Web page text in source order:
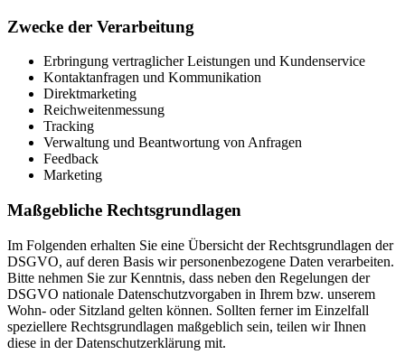
Zwecke der Verarbeitung
Erbringung vertraglicher Leistungen und Kundenservice
Kontaktanfragen und Kommunikation
Direktmarketing
Reichweitenmessung
Tracking
Verwaltung und Beantwortung von Anfragen
Feedback
Marketing
Maßgebliche Rechtsgrundlagen
Im Folgenden erhalten Sie eine Übersicht der Rechtsgrundlagen der
DSGVO, auf deren Basis wir personenbezogene Daten verarbeiten.
Bitte nehmen Sie zur Kenntnis, dass neben den Regelungen der
DSGVO nationale Datenschutzvorgaben in Ihrem bzw. unserem
Wohn- oder Sitzland gelten können. Sollten ferner im Einzelfall
speziellere Rechtsgrundlagen maßgeblich sein, teilen wir Ihnen
diese in der Datenschutzerklärung mit.